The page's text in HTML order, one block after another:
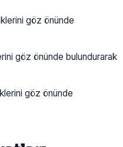
göz önünde
göz önünde bulundurarak
göz önünde